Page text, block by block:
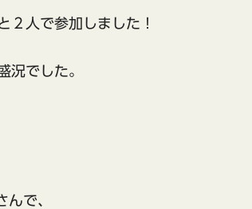
人で参加しました！
況でした。
で、